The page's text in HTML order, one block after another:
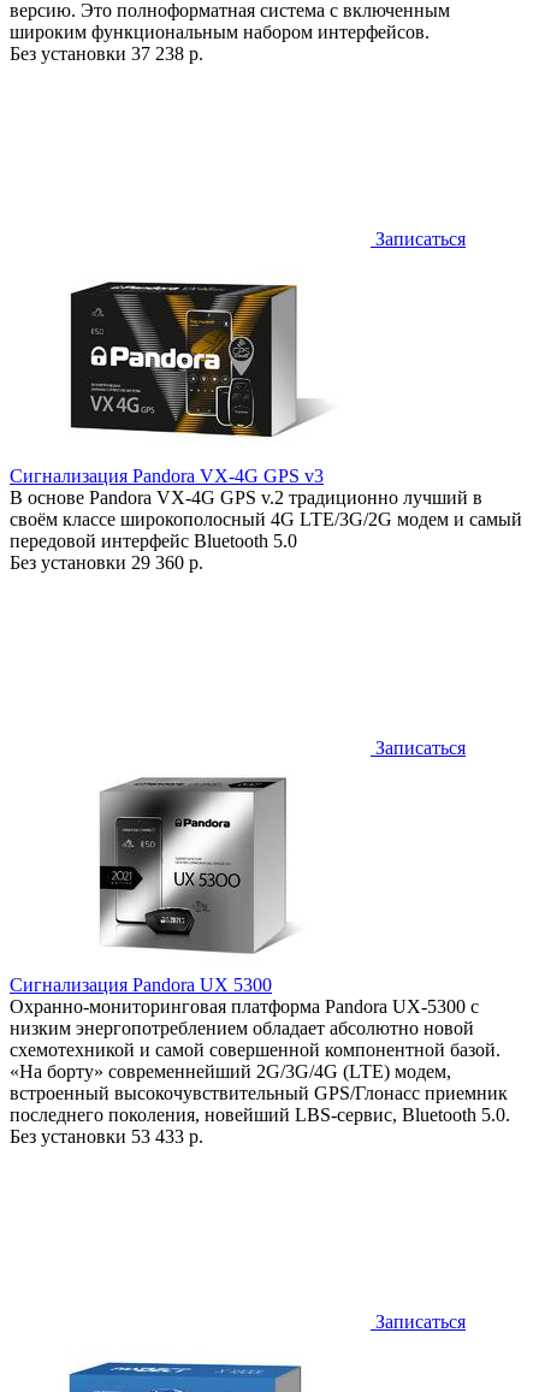
версию. Это полноформатная система с включенным
широким функциональным набором интерфейсов.
Без установки 37 238 р.
Записаться
Сигнализация Pandora VX-4G GPS v3
В основе Pandora VX-4G GPS v.2 традиционно лучший в
своём классе широкополосный 4G LTE/3G/2G модем и самый
передовой интерфейс Bluetooth 5.0
Без установки 29 360 р.
Записаться
Сигнализация Pandora UX 5300
Охранно-мониторинговая платформа Pandora UX-5300 с
низким энергопотреблением обладает абсолютно новой
схемотехникой и самой совершенной компонентной базой.
«На борту» современнейший 2G/3G/4G (LTE) модем,
встроенный высокочувствительный GPS/Глонасс приемник
последнего поколения, новейший LBS-сервис, Bluetooth 5.0.
Без установки 53 433 р.
Записаться